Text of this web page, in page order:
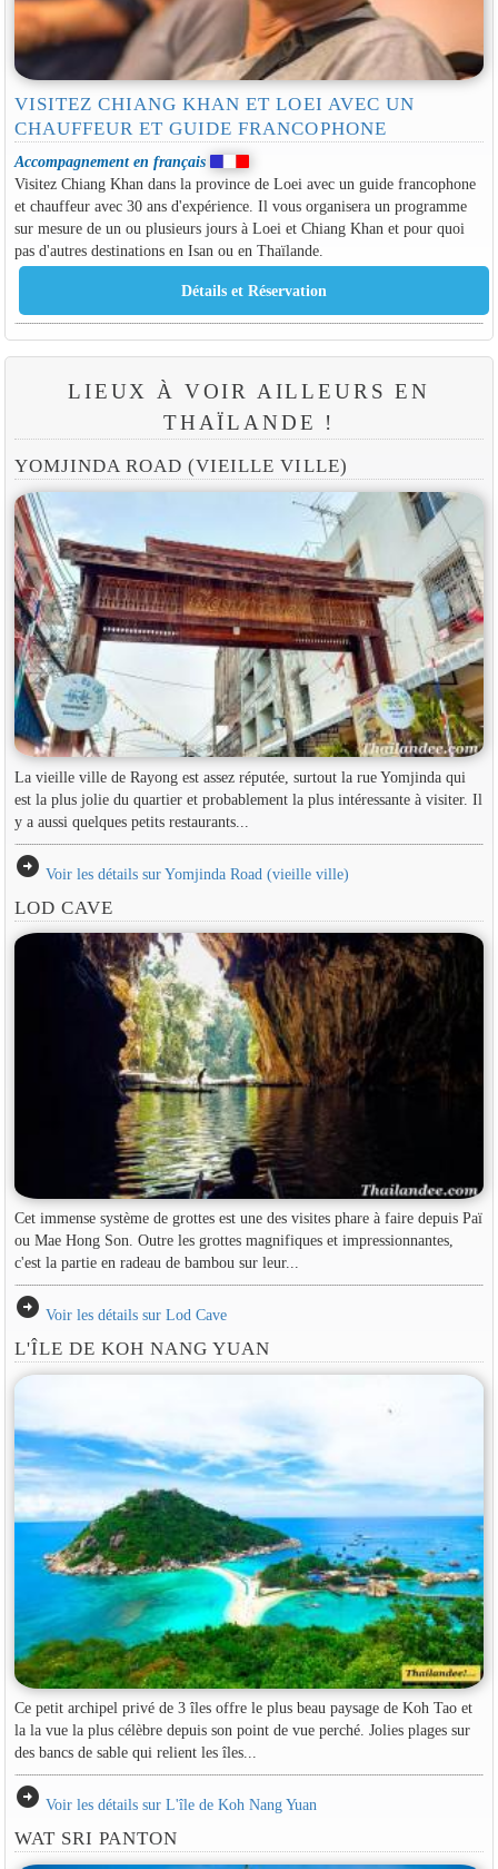
VISITEZ CHIANG KHAN ET LOEI AVEC UN
CHAUFFEUR ET GUIDE FRANCOPHONE
Accompagnement en français
Visitez Chiang Khan dans la province de Loei avec un guide francophone
et chauffeur avec 30 ans d'expérience. Il vous organisera un programme
sur mesure de un ou plusieurs jours à Loei et Chiang Khan et pour quoi
pas d'autres destinations en Isan ou en Thaïlande.
LIEUX À VOIR AILLEURS EN
THAÏLANDE !
YOMJINDA ROAD (VIEILLE VILLE)
La vieille ville de Rayong est assez réputée, surtout la rue Yomjinda qui
est la plus jolie du quartier et probablement la plus intéressante à visiter. Il
y a aussi quelques petits restaurants...
arrow_circle_right Voir les détails sur Yomjinda Road (vieille ville)
LOD CAVE
Cet immense système de grottes est une des visites phare à faire depuis Paï
ou Mae Hong Son. Outre les grottes magnifiques et impressionnantes,
c'est la partie en radeau de bambou sur leur...
arrow_circle_right Voir les détails sur Lod Cave
L'ÎLE DE KOH NANG YUAN
Ce petit archipel privé de 3 îles offre le plus beau paysage de Koh Tao et
la la vue la plus célèbre depuis son point de vue perché. Jolies plages sur
des bancs de sable qui relient les îles...
arrow_circle_right Voir les détails sur L'île de Koh Nang Yuan
WAT SRI PANTON